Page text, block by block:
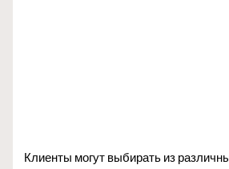
Клиенты могут выбирать из